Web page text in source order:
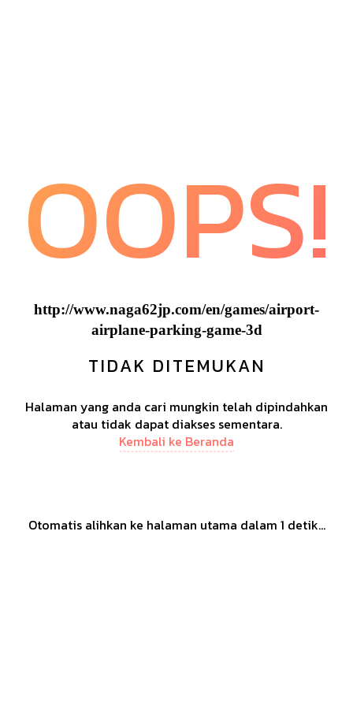
OOPS!
http://www.naga62jp.com/en/games/airport-
airplane-parking-game-3d
TIDAK DITEMUKAN
Halaman yang anda cari mungkin telah dipindahkan
atau tidak dapat diakses sementara.
Kembali ke Beranda
Otomatis alihkan ke halaman utama dalam 1 detik...